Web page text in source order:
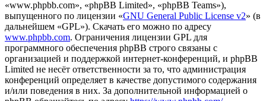
«www.phpbb.com», «phpBB Limited», «phpBB Teams»),
выпущенного по лицензии «GNU General Public License v2» (в
дальнейшем «GPL»). Скачать его можно по адресу
www.phpbb.com. Ограничения лицензии GPL для
программного обеспечения phpBB строго связаны с
организацией и поддержкой интернет-конференций, и phpBB
Limited не несёт ответственности за то, что администрация
конференций определяет в качестве допустимого содержания
и/или поведения в них. За дополнительной информацией о